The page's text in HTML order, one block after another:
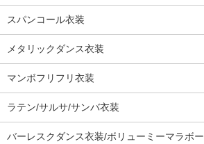
スパンコール衣装
メタリックダンス衣装
マンボフリフリ衣装
ラテン/サルサ/サンバ衣装
バーレスクダンス衣装/ボリューミーマラボー